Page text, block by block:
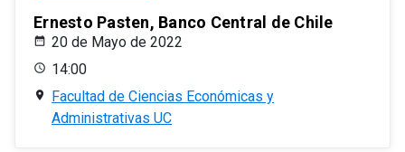
Ernesto Pasten, Banco Central de Chile
20 de Mayo de 2022
14:00
Facultad de Ciencias Económicas y
Administrativas UC